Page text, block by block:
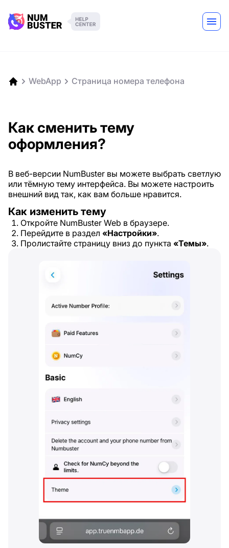
WebApp Страница номера телефона
Как сменить тему
оформления?
В веб-версии NumBuster вы можете выбрать светлую
или тёмную тему интерфейса. Вы можете настроить
внешний вид так, как вам больше нравится.
Как изменить тему
Откройте NumBuster Web в браузере.
Перейдите в раздел «Настройки».
Пролистайте страницу вниз до пункта «Темы».